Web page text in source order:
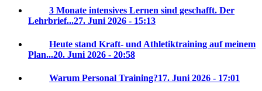
3 Monate intensives Lernen sind geschafft. Der
Lehrbrief...27. Juni 2026 - 15:13
Heute stand Kraft- und Athletiktraining auf meinem
Plan...20. Juni 2026 - 20:58
Warum Personal Training?17. Juni 2026 - 17:01